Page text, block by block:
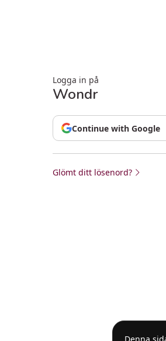
Logga in på
Wondr
Continue with Google
Continue with Google
Glömt ditt lösenord?